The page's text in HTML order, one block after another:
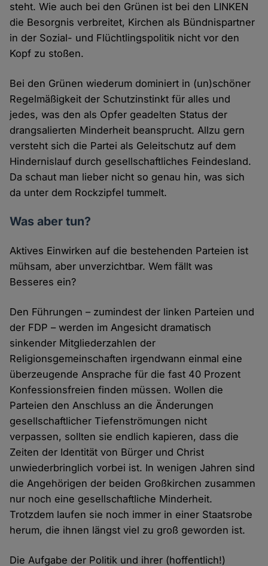
steht. Wie auch bei den Grünen ist bei den LINKEN
die Besorgnis verbreitet, Kirchen als Bündnispartner
in der Sozial- und Flüchtlingspolitik nicht vor den
Kopf zu stoßen.
Bei den Grünen wiederum dominiert in (un)schöner
Regelmäßigkeit der Schutzinstinkt für alles und
jedes, was den als Opfer geadelten Status der
drangsalierten Minderheit beansprucht. Allzu gern
versteht sich die Partei als Geleitschutz auf dem
Hindernislauf durch gesellschaftliches Feindesland.
Da schaut man lieber nicht so genau hin, was sich
da unter dem Rockzipfel tummelt.
Was aber tun?
Aktives Einwirken auf die bestehenden Parteien ist
mühsam, aber unverzichtbar. Wem fällt was
Besseres ein?
Den Führungen – zumindest der linken Parteien und
der FDP – werden im Angesicht dramatisch
sinkender Mitgliederzahlen der
Religionsgemeinschaften irgendwann einmal eine
überzeugende Ansprache für die fast 40 Prozent
Konfessionsfreien finden müssen. Wollen die
Parteien den Anschluss an die Änderungen
gesellschaftlicher Tiefenströmungen nicht
verpassen, sollten sie endlich kapieren, dass die
Zeiten der Identität von Bürger und Christ
unwiederbringlich vorbei ist. In wenigen Jahren sind
die Angehörigen der beiden Großkirchen zusammen
nur noch eine gesellschaftliche Minderheit.
Trotzdem laufen sie noch immer in einer Staatsrobe
herum, die ihnen längst viel zu groß geworden ist.
Die Aufgabe der Politik und ihrer (hoffentlich!)